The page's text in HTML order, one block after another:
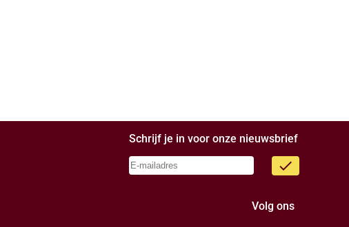
Schrijf je in voor onze nieuwsbrief
done
Volg ons